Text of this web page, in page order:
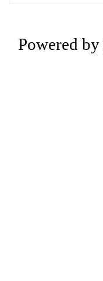
Powered by